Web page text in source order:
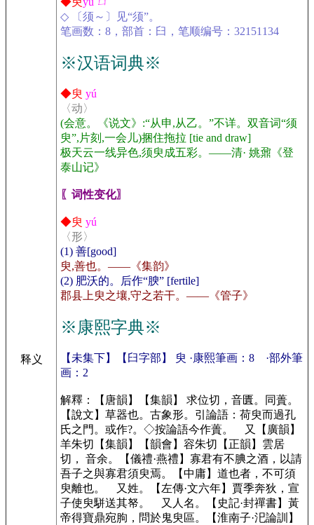
释义
◇ 〔须～〕见“须”。
笔画数：8，部首：臼，笔顺编号：32151134
※汉语词典※
◆臾 yú
〈动〉
(会意。《说文》:“从申,从乙。”不详。双音词“须
臾”,片刻,一会儿)捆住拖拉 [tie and draw]
极天云一线异色,须臾成五彩。——清· 姚鼐《登
泰山记》
〖词性变化〗
◆臾 yú
〈形〉
(1) 善[good]
臾,善也。——《集韵》
(2) 肥沃的。后作“腴” [fertile]
郡县上臾之壤,守之若干。——《管子》
※康熙字典※
【未集下】【臼字部】 臾 ·康熙筆画：8 ·部外筆
画：2
解釋：【唐韻】【集韻】 求位切，音匱。同蕢。
【說文】草器也。古象形。引論語：荷臾而過孔
氏之門。或作?。◇按論語今作蕢。 又【廣韻】
羊朱切【集韻】【韻會】容朱切【正韻】雲居
切， 音余。【儀禮·燕禮】寡君有不腆之酒，以請
吾子之與寡君須臾焉。【中庸】道也者，不可須
臾離也。 又姓。【左傳·文六年】賈季奔狄，宣
子使臾駢送其帑。 又人名。【史記·封禪書】黃
帝得寶鼎宛朐，問於鬼臾區。【淮南子·汜論訓】